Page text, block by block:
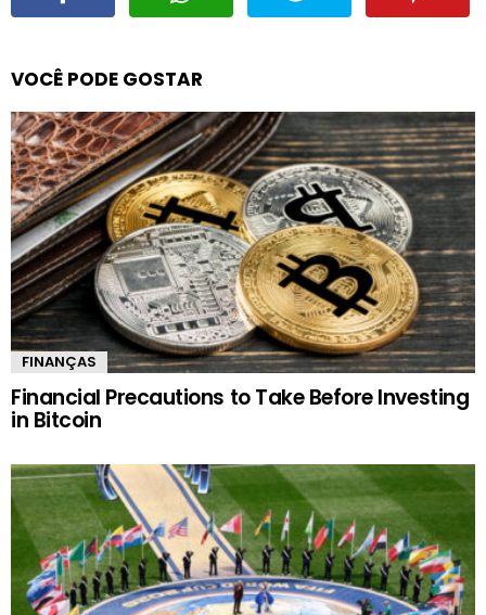
VOCÊ PODE GOSTAR
FINANÇAS
Financial Precautions to Take Before Investing
in Bitcoin